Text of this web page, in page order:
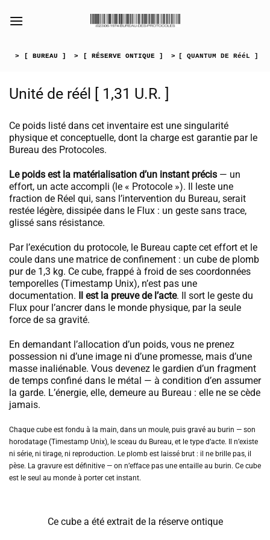
> [ BUREAU ] > [ RÉSERVE ONTIQUE ] > [ QUANTUM DE RééL ]
[collection_vibrance_galerie]
Unité de réél [ 1,31 U.R. ]
Ce poids listé dans cet inventaire est une singularité
physique et conceptuelle, dont la charge est garantie par le
Bureau des Protocoles.
Le poids est la matérialisation d’un instant précis — un
effort, un acte accompli (le « Protocole »). Il leste une
fraction de Réel qui, sans l’intervention du Bureau, serait
restée légère, dissipée dans le Flux : un geste sans trace,
glissé sans résistance.
Par l’exécution du protocole, le Bureau capte cet effort et le
coule dans une matrice de confinement : un cube de plomb
pur de 1,3 kg. Ce cube, frappé à froid de ses coordonnées
temporelles (Timestamp Unix), n’est pas une
documentation. Il est la preuve de l’acte. Il sort le geste du
Flux pour l’ancrer dans le monde physique, par la seule
force de sa gravité.
En demandant l’allocation d’un poids, vous ne prenez
possession ni d’une image ni d’une promesse, mais d’une
masse inaliénable. Vous devenez le gardien d’un fragment
de temps confiné dans le métal — à condition d’en assumer
la garde. L’énergie, elle, demeure au Bureau : elle ne se cède
jamais.
Chaque cube est fondu à la main, dans un moule, puis gravé au burin — son
horodatage (Timestamp Unix), le sceau du Bureau, et le type d’acte. Il n’existe
ni série, ni tirage, ni reproduction. Le plomb est laissé brut : il ne brille pas, il
pèse. La gravure est définitive — on n’efface pas une entaille au burin. Ce cube
est le seul au monde à porter cet instant.
Ce cube a été extrait de la réserve ontique